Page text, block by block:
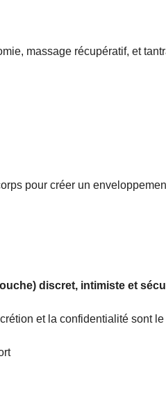
massage récupératif, et
pour créer un
discret, intimiste et
et la confidentialité sont